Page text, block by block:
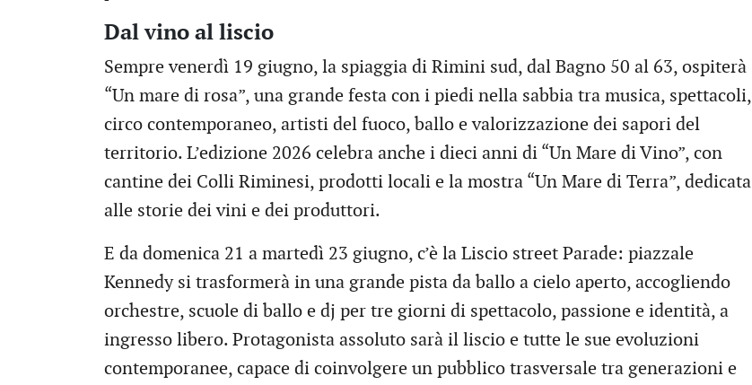
Dal vino al liscio
Sempre venerdì 19 giugno, la spiaggia di Rimini sud, dal Bagno 50 al 63, ospiterà
“Un mare di rosa”, una grande festa con i piedi nella sabbia tra musica, spettacoli,
circo contemporaneo, artisti del fuoco, ballo e valorizzazione dei sapori del
territorio. L’edizione 2026 celebra anche i dieci anni di “Un Mare di Vino”, con
cantine dei Colli Riminesi, prodotti locali e la mostra “Un Mare di Terra”, dedicata
alle storie dei vini e dei produttori.
E da domenica 21 a martedì 23 giugno, c’è la Liscio street Parade: piazzale
Kennedy si trasformerà in una grande pista da ballo a cielo aperto, accogliendo
orchestre, scuole di ballo e dj per tre giorni di spettacolo, passione e identità, a
ingresso libero. Protagonista assoluto sarà il liscio e tutte le sue evoluzioni
contemporanee, capace di coinvolgere un pubblico trasversale tra generazioni e